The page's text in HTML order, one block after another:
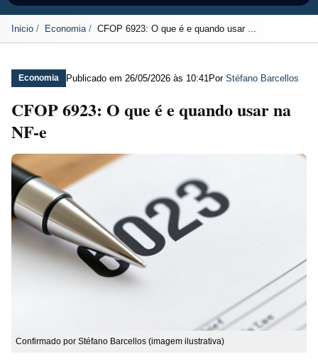
Inicio Economia CFOP 6923: O que é e quando usar ...
Economia Publicado em 26/05/2026 às 10:41 Por Stéfano Barcellos
CFOP 6923: O que é e quando usar na
NF-e
Confirmado por Stéfano Barcellos (imagem ilustrativa)